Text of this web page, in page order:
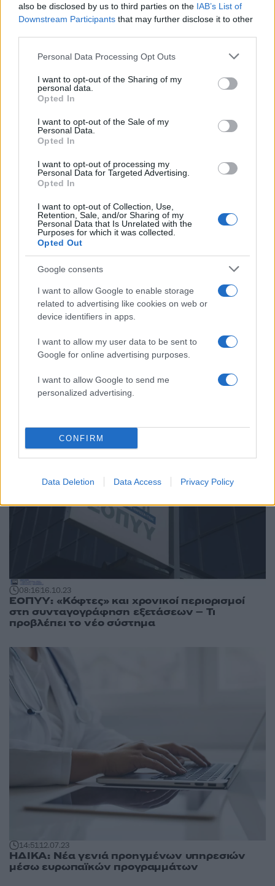
also be disclosed by us to third parties on the IAB’s List of
Downstream Participants that may further disclose it to other
Please note that this website/app uses one or more Google
not limited to your visit or usage behaviour. You may click to
grant or deny consent to Google and its third-party tags to
use your data for below specified purposes in below Google
consent section.
Personal Data Processing Opt Outs
I want to opt-out of the Sharing of my
personal data.
Opted In
I want to opt-out of the Sale of my
Personal Data.
Opted In
I want to opt-out of processing my
Personal Data for Targeted Advertising.
Opted In
I want to opt-out of Collection, Use,
Retention, Sale, and/or Sharing of my
Personal Data that Is Unrelated with the
Purposes for which it was collected.
Opted Out
Google consents
I want to allow Google to enable storage
related to advertising like cookies on web or
device identifiers in apps.
I want to allow my user data to be sent to
Google for online advertising purposes.
I want to allow Google to send me
personalized advertising.
CONFIRM
Data Deletion Data Access Privacy Policy
14:4903.11.23
ΗΔΙΚΑ: Διασυνοριακή συνταγογράφηση με τα
σημαίνει στην πράξη
02.11.23
e-ΕΦΚΑ: Δύο νέες ηλεκτρονικές υπηρεσίες για
τους ασφαλισμένους
08:1616.10.23
ΕΟΠΥΥ: «Κόφτες» και χρονικοί περιορισμοί
στη συνταγογράφηση εξετάσεων – Τι
προβλέπει το νέο σύστημα
14:5112.07.23
ΗΔΙΚΑ: Νέα γενιά προηγμένων υπηρεσιών
μέσω ευρωπαϊκών προγραμμάτων